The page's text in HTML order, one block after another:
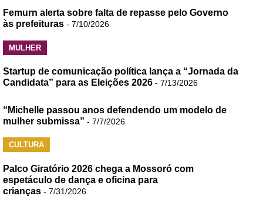
Femurn alerta sobre falta de repasse pelo Governo
às prefeituras - 7/10/2026
MULHER
Startup de comunicação política lança a “Jornada da
Candidata” para as Eleições 2026 - 7/13/2026
“Michelle passou anos defendendo um modelo de
mulher submissa” - 7/7/2026
CULTURA
Palco Giratório 2026 chega a Mossoró com
espetáculo de dança e oficina para
crianças - 7/31/2026